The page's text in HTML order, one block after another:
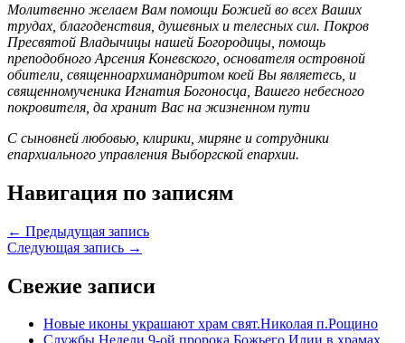
Молитвенно желаем Вам помощи Божией во всех Ваших
трудах, благоденствия, душевных и телесных сил. Покров
Пресвятой Владычицы нашей Богородицы, помощь
преподобного Арсения Коневского, основателя островной
обители, священноархимандритом коей Вы являетесь, и
священномученика Игнатия Богоносца, Вашего небесного
покровителя, да хранит Вас на жизненном пути
С сыновней любовью, клирики, миряне и сотрудники
епархиального управления Выборгской епархии.
Навигация по записям
← Предыдущая запись
Следующая запись →
Свежие записи
Новые иконы украшают храм свят.Николая п.Рощино